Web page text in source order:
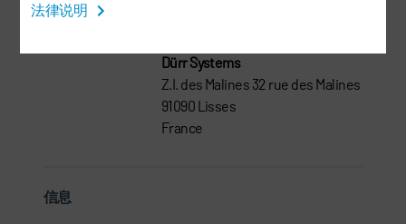
法律说明
Dürr Systems
Z.I. des Malines 32 rue des Malines
91090 Lisses
France
信息